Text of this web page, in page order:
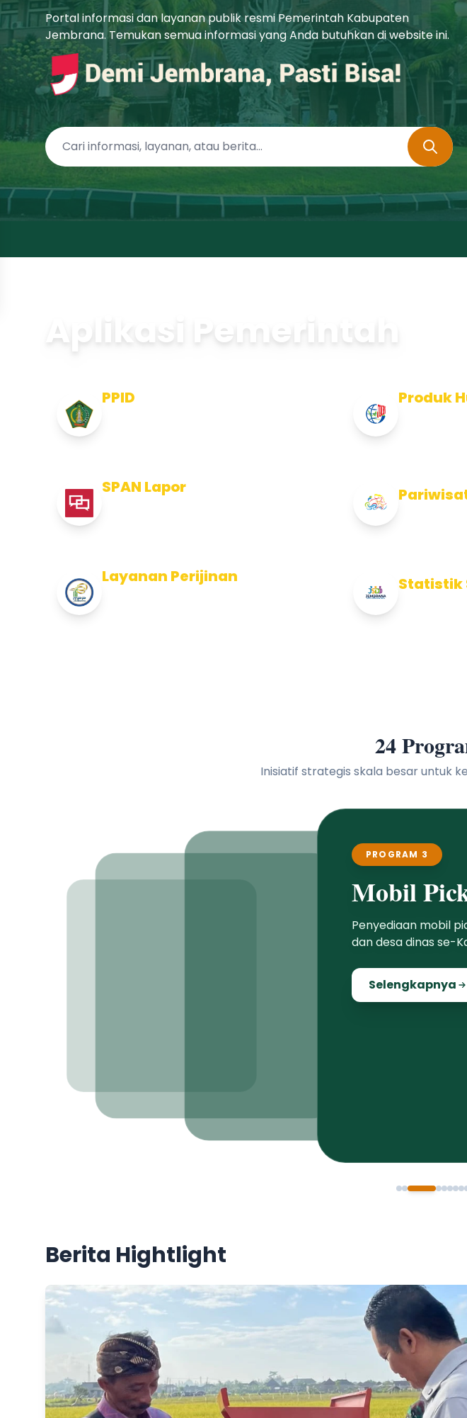
Portal informasi dan layanan publik resmi Pemerintah Kabupaten
Jembrana. Temukan semua informasi yang Anda butuhkan di website ini.
Aplikasi Pemerintah
PPID Produk
SPAN Lapor
Layanan Perijinan Statistik
24
Inisiatif strategis skala besar untuk
PROGRAM 3
Mobil
Penyediaan mobil
dan desa dinas se-
Selengkapnya
Berita Hightlight